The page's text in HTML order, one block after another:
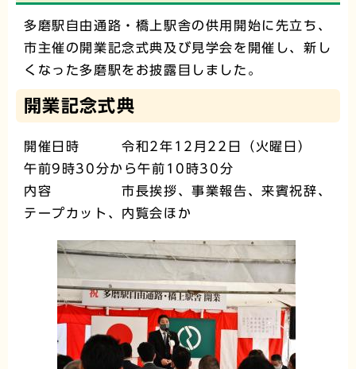
多磨駅自由通路・橋上駅舎の供用開始に先立ち、
市主催の開業記念式典及び見学会を開催し、新し
くなった多磨駅をお披露目しました。
開業記念式典
開催日時 令和2年12月22日（火曜日）
午前9時30分から午前10時30分
内容 市長挨拶、事業報告、来賓祝辞、
テープカット、内覧会ほか